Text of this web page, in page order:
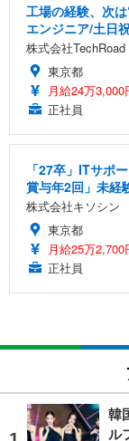
工場の経験、次
エンジニア/土日
株式会社TechRoad
東京都
月給24万
正社員
「27卒」ITサポ
賞与年2回」未経
株式会社キソシン
東京都
月給25万
正社員
韓
ル